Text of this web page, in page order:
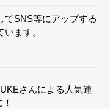
てSNS等にアップする
ます。
さんによる人気連